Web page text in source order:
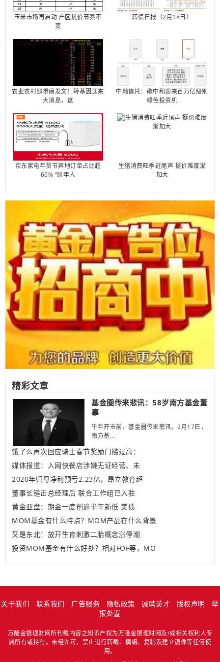
玉米市场再启动 产区挺价节奏不
变
转债日报（2月18日）
农业农村部重磅发文！转基因迎来
大消息，这
中融信托：碳中和迎来百万亿级别
绿色投资机
京东家电年货节异地订单占比超
60% “原年人
生猪消费旺季近尾声 挺价难度渐
加大
精彩文章
基金圈传来悲讯：58岁南方基金董
事
牛年开市前，基金圈传来悲讯。2月17日，
南方基...
饿了么再次回应骑士春节奖励门槛过高：
媒体报道：入网快餐店涉嫌无证经营、未
2020年归母净利预亏2.23亿，昂立教育超
董事长锤击总经理后 联合工作组已入驻
黄金亚盘：期金一度创逾半年新低 美债
MOM基金有什么特点？MOM产品在什么背景
又是东北！放开生育刺激二胎概念涨停潮
投资MOM基金有什么好处？相对FOF等，MO
关于我们 联系我们 广告服务 隐私政策 诚聘英才 版权声明
举
报处置
万隆金银理财网所刊载内容之知识产权为万隆金银理财网及/或相关权利人专
属所有或持有。未经许可，禁止进行转载、摘编、复制及建立镜像等任何使
用。